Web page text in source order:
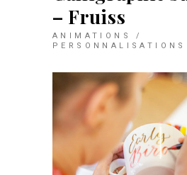
– Fruiss
ANIMATIONS /
PERSONNALISATIONS